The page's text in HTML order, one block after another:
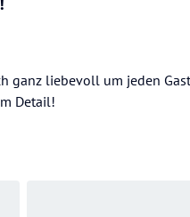
ganz liebevoll um jeden
Detail!